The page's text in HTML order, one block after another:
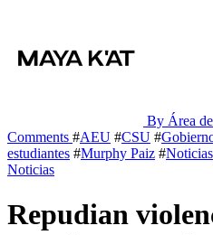
By Área
Comments #AEU #CSU #
estudiantes #Murphy Paiz #Noticias
Noticias
Repudian